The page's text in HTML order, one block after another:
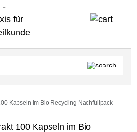
Kapseln im Bio Recycling Nachfüllpack